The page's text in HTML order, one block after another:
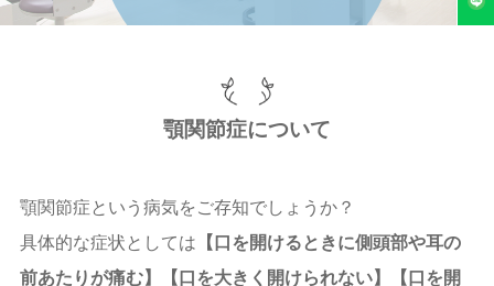
歯周病治療
入れ歯
顎関節症について
顎関節症という病気をご存知でしょうか？
具体的な症状としては 【口を開けるときに側頭部や耳の
前あたりが痛む】【口を大きく開けられない】【口を開